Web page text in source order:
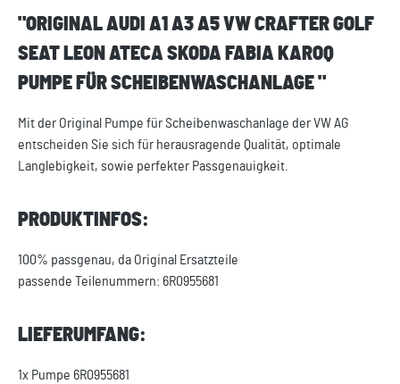
"ORIGINAL AUDI A1 A3 A5 VW CRAFTER GOLF
SEAT LEON ATECA SKODA FABIA KAROQ
PUMPE FÜR SCHEIBENWASCHANLAGE "
Mit der Original Pumpe für Scheibenwaschanlage der VW AG
entscheiden Sie sich für herausragende Qualität, optimale
Langlebigkeit, sowie perfekter Passgenauigkeit.
PRODUKTINFOS:
100% passgenau, da Original Ersatzteile
passende Teilenummern: 6R0955681
LIEFERUMFANG:
1x Pumpe 6R0955681